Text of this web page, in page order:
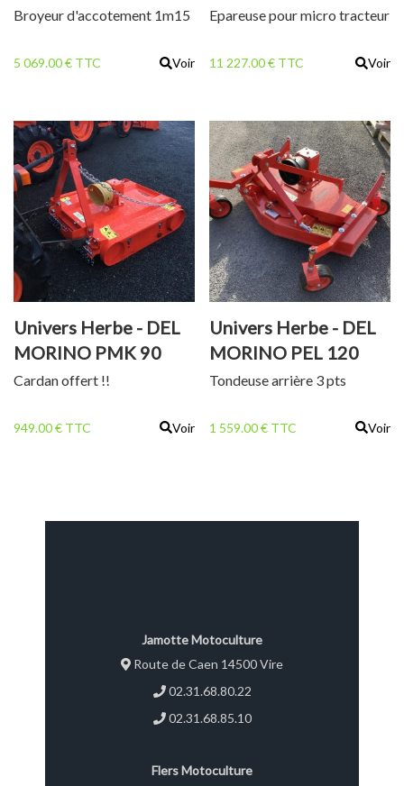
Broyeur d'accotement 1m15
5 069.00 € TTC Voir
RBEPLBC110 +
Epareuse pour micro tracteur
11 227.00 € TTC Voir
Univers Herbe - DEL
MORINO PMK 90
Cardan offert !!
949.00 € TTC Voir
Univers Herbe - DEL
MORINO PEL 120
Tondeuse arrière 3 pts
1 559.00 € TTC Voir
Jamotte Motoculture
Route de Caen 14500 Vire
02.31.68.80.22
02.31.68.85.10
Flers Motoculture